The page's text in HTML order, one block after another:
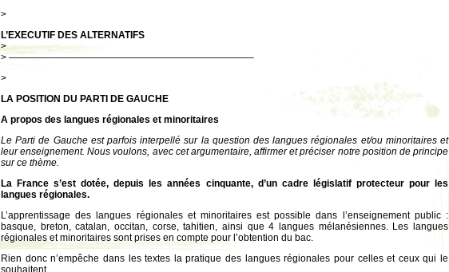
>
L’EXECUTIF DES ALTERNATIFS
>
> —————————————————————————–
>
LA POSITION DU PARTI DE GAUCHE
A propos des langues régionales et minoritaires
Le Parti de Gauche est parfois interpellé sur la question des langues régionales et/ou minoritaires et
leur enseignement. Nous voulons, avec cet argumentaire, affirmer et préciser notre position de principe
sur ce thème.
La France s’est dotée, depuis les années cinquante, d’un cadre législatif protecteur pour les
langues régionales.
L’apprentissage des langues régionales et minoritaires est possible dans l’enseignement public :
basque, breton, catalan, occitan, corse, tahitien, ainsi que 4 langues mélanésiennes. Les langues
régionales et minoritaires sont prises en compte pour l’obtention du bac.
Rien donc n’empêche dans les textes la pratique des langues régionales pour celles et ceux qui le
souhaitent.